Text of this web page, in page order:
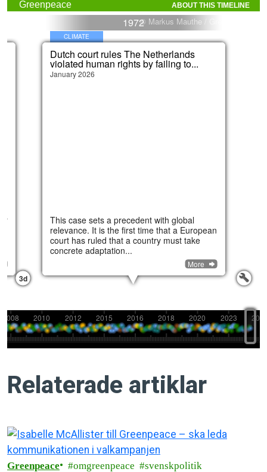
Relaterade artiklar
Greenpeace omgreenpeace svenskpolitik